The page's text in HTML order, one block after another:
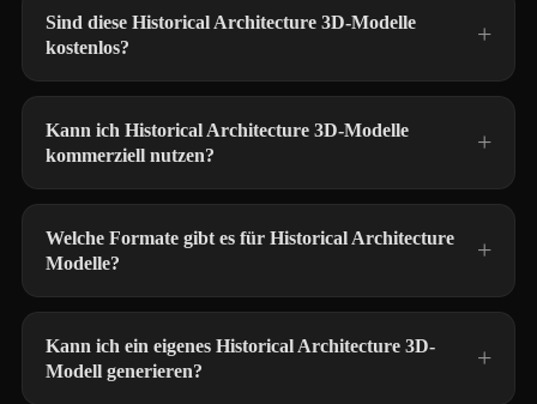
Sind diese Historical Architecture 3D-Modelle
kostenlos?
Kann ich Historical Architecture 3D-Modelle
kommerziell nutzen?
Welche Formate gibt es für Historical Architecture
Modelle?
Kann ich ein eigenes Historical Architecture 3D-
Modell generieren?